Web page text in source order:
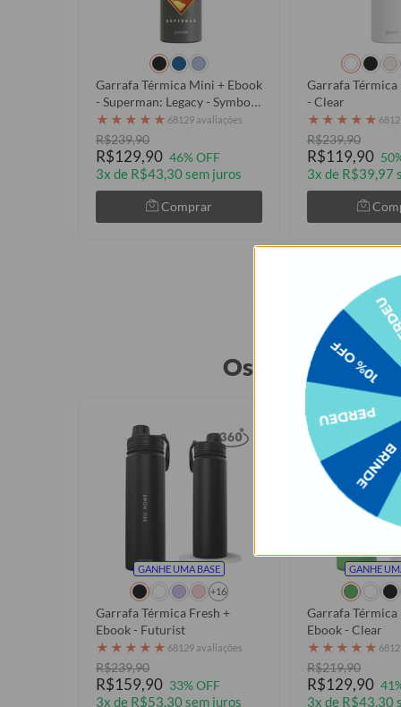
Garrafa Térmica Mini + Ebook
- Superman: Legacy - Symbol
of Hope
★ ★ ★ ★ ★ 68129 avaliações
R$239,90
R$129,90 46% OFF
3x de R$43,30 sem juros
Comprar
Garrafa
- Clear
★ ★ ★ ★ ★
R$239,90
R$119,90
3x de R$39,97
Os produtos
GANHE UMA BASE
+16
Garrafa Térmica Fresh +
Ebook - Futurist
★ ★ ★ ★ ★ 68129 avaliações
R$239,90
R$159,90 33% OFF
3x de R$53,30 sem juros
GANHE
Garrafa Térmica
Ebook - Clear
★ ★ ★ ★ ★
R$219,90
R$129,90
3x de R$43,30